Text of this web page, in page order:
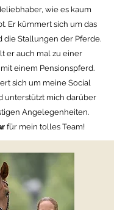
wie es kaum
Er kümmert sich um das
die Stallungen der Pferde.
er auch mal zu einer
einem Pensionspferd.
sich um meine Social
unterstützt mich darüber
Angelegenheiten.
für mein tolles Team!